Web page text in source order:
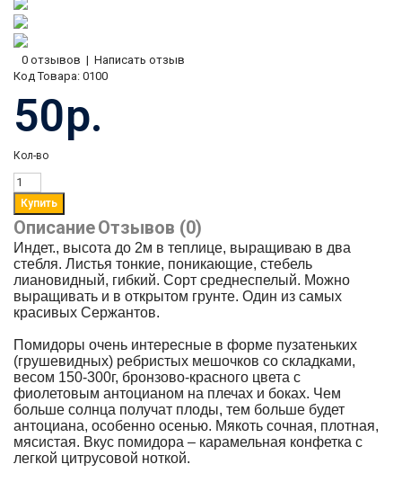
0 отзывов | Написать отзыв
Код Товара: 0100
50р.
Кол-во
ОписаниеОтзывов (0)
Индет., высота до 2м в теплице, выращиваю в два
стебля. Листья тонкие, поникающие, стебель
лиановидный, гибкий. Сорт среднеспелый. Можно
выращивать и в открытом грунте. Один из самых
красивых Сержантов.
Помидоры очень интересные в форме пузатеньких
(грушевидных) ребристых мешочков со складками,
весом 150-300г, бронзово-красного цвета с
фиолетовым антоцианом на плечах и боках. Чем
больше солнца получат плоды, тем больше будет
антоциана, особенно осенью. Мякоть сочная, плотная,
мясистая. Вкус помидора – карамельная конфетка с
легкой цитрусовой ноткой.